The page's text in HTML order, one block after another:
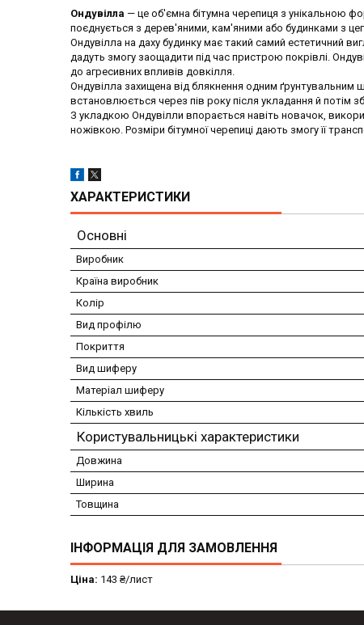
Ондувілла — це об'ємна бітумна черепиця з унікальною
поєднується з дерев'яними, кам'яними або будинками з
Ондувілла на даху будинку має такий самий естетичний
дадуть змогу заощадити під час пристрою покрівлі.
до агресивних впливів довкілля.
Ондувілла захищена від блякнення одним
встановлюється через пів року після укладання й потім
З укладкою Ондувілли впорається навіть новачок,
ножівкою. Розміри бітумної черепиці дають змогу її
ХАРАКТЕРИСТИКИ
Основні
Виробник
Країна виробник
Колір
Вид профілю
Покриття
Вид шиферу
Матеріал шиферу
Кількість хвиль
Користувальницькі характеристики
Довжина
Ширина
Товщина
ІНФОРМАЦІЯ ДЛЯ ЗАМОВЛЕННЯ
Ціна: 143 ₴/лист